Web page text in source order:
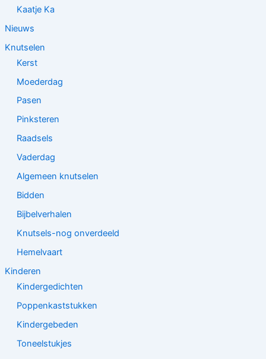
Kaatje Ka
Nieuws
Knutselen
Kerst
Moederdag
Pasen
Pinksteren
Raadsels
Vaderdag
Algemeen knutselen
Bidden
Bijbelverhalen
Knutsels-nog onverdeeld
Hemelvaart
Kinderen
Kindergedichten
Poppenkaststukken
Kindergebeden
Toneelstukjes